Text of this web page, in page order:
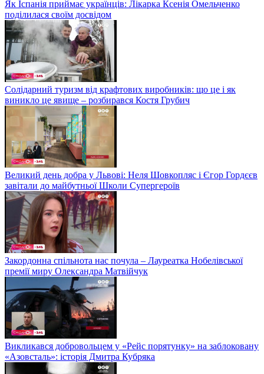
Як Іспанія приймає українців: Лікарка Ксенія Омельченко
поділилася своїм досвідом
Солідарний туризм від крафтових виробників: що це і як
виникло це явище – розбирався Костя Грубич
Великий день добра у Львові: Неля Шовкопляс і Єгор Гордєєв
завітали до майбутньої Школи Супергероїв
Закордонна спільнота нас почула – Лауреатка Нобелівської
премії миру Олександра Матвійчук
Викликався добровольцем у «Рейс порятунку» на заблоковану
«Азовсталь»: історія Дмитра Кубряка